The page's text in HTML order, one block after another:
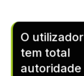
O utilizador
tem total
autoridade